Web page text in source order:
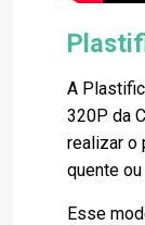
A
320P da
realizar o
quente
Esse